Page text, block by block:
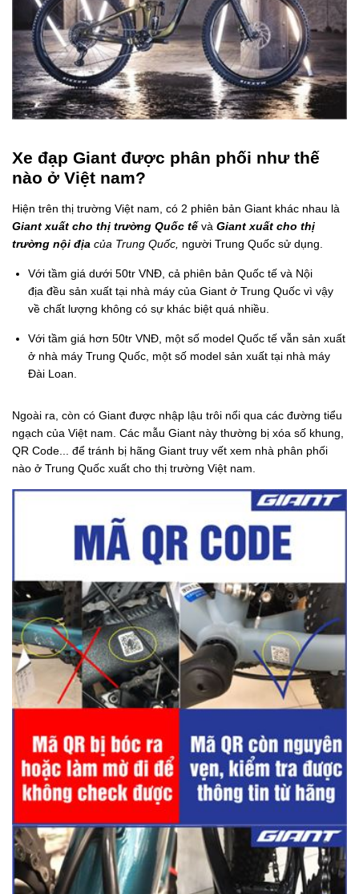
Xe đạp Giant được phân phối như thế
nào ở Việt nam?
Hiện trên thị trường Việt nam, có 2 phiên bản Giant khác nhau là
Giant xuất cho thị trường Quốc tếvà Giant xuất cho thị
trường nội địa của Trung Quốc, người Trung Quốc sử dụng.
Với tầm giá dưới 50tr VNĐ, cả phiên bản Quốc tế và Nội
địa đều sản xuất tại nhà máy của Giant ở Trung Quốc vì vậy
về chất lượng không có sự khác biệt quá nhiều.
Với tầm giá hơn 50tr VNĐ, một số model Quốc tế vẫn sản xuất
ở nhà máy Trung Quốc, một số model sản xuất tại nhà máy
Đài Loan.
Ngoài ra, còn có Giant được nhập lậu trôi nổi qua các đường tiểu
ngạch của Việt nam. Các mẫu Giant này thường bị xóa số khung,
QR Code... để tránh bị hãng Giant truy vết xem nhà phân phối
nào ở Trung Quốc xuất cho thị trường Việt nam.